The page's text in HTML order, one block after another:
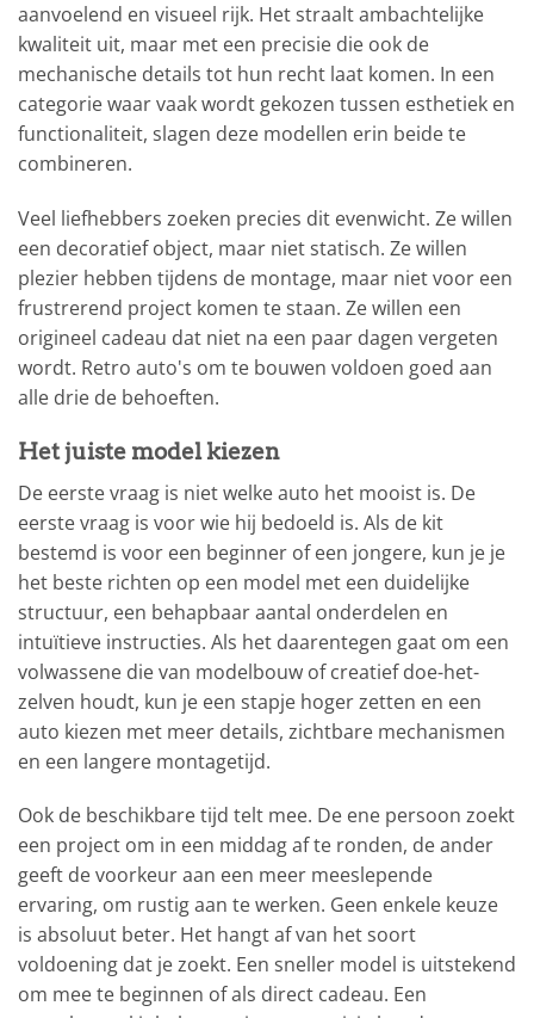
aanvoelend en visueel rijk. Het straalt ambachtelijke
kwaliteit uit, maar met een precisie die ook de
mechanische details tot hun recht laat komen. In een
categorie waar vaak wordt gekozen tussen esthetiek en
functionaliteit, slagen deze modellen erin beide te
combineren.
Veel liefhebbers zoeken precies dit evenwicht. Ze willen
een decoratief object, maar niet statisch. Ze willen
plezier hebben tijdens de montage, maar niet voor een
frustrerend project komen te staan. Ze willen een
origineel cadeau dat niet na een paar dagen vergeten
wordt. Retro auto's om te bouwen voldoen goed aan
alle drie de behoeften.
Het juiste model kiezen
De eerste vraag is niet welke auto het mooist is. De
eerste vraag is voor wie hij bedoeld is. Als de kit
bestemd is voor een beginner of een jongere, kun je je
het beste richten op een model met een duidelijke
structuur, een behapbaar aantal onderdelen en
intuïtieve instructies. Als het daarentegen gaat om een
volwassene die van modelbouw of creatief doe-het-
zelven houdt, kun je een stapje hoger zetten en een
auto kiezen met meer details, zichtbare mechanismen
en een langere montagetijd.
Ook de beschikbare tijd telt mee. De ene persoon zoekt
een project om in een middag af te ronden, de ander
geeft de voorkeur aan een meer meeslepende
ervaring, om rustig aan te werken. Geen enkele keuze
is absoluut beter. Het hangt af van het soort
voldoening dat je zoekt. Een sneller model is uitstekend
om mee te beginnen of als direct cadeau. Een